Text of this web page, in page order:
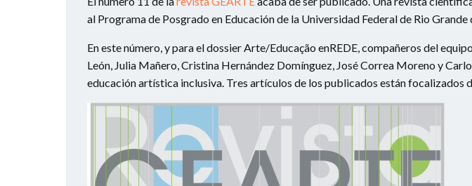
al Programa de Posgrado en Educación de la Universidad Federal de Rio Grande
En este número, y para el dossier Arte/Educação enREDE, compañeros del
León, Julia Mañero, Cristina Hernández Domínguez, José Correa Moreno y
educación artística inclusiva. Tres artículos de los publicados están